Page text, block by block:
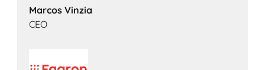
Marcos Vinzia
CEO